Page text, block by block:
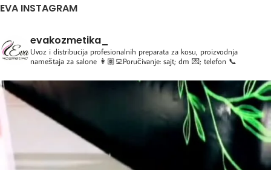
EVA INSTAGRAM
evakozmetika_
Uvoz i distribucija profesionalnih preparata za kosu, proizvodnja
nameštaja za salone 👩🏽‍💻Poručivanje: sajt; dm 💌; telefon 📞